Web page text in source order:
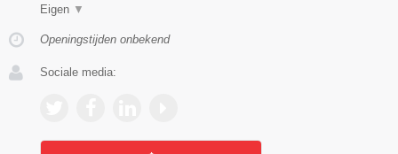
Eigen ▼
Openingstijden onbekend
Sociale media: